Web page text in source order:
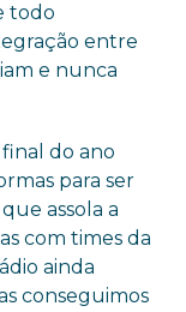
todo
entre
e nunca
final do ano
para ser
assola a
com times da
ainda
conseguimos